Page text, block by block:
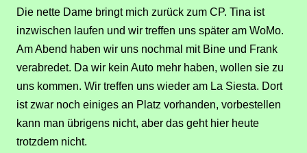
Die nette Dame bringt mich zurück zum CP. Tina ist
inzwischen laufen und wir treffen uns später am WoMo.
Am Abend haben wir uns nochmal mit Bine und Frank
verabredet. Da wir kein Auto mehr haben, wollen sie zu
uns kommen. Wir treffen uns wieder am La Siesta. Dort
ist zwar noch einiges an Platz vorhanden, vorbestellen
kann man übrigens nicht, aber das geht hier heute
trotzdem nicht.